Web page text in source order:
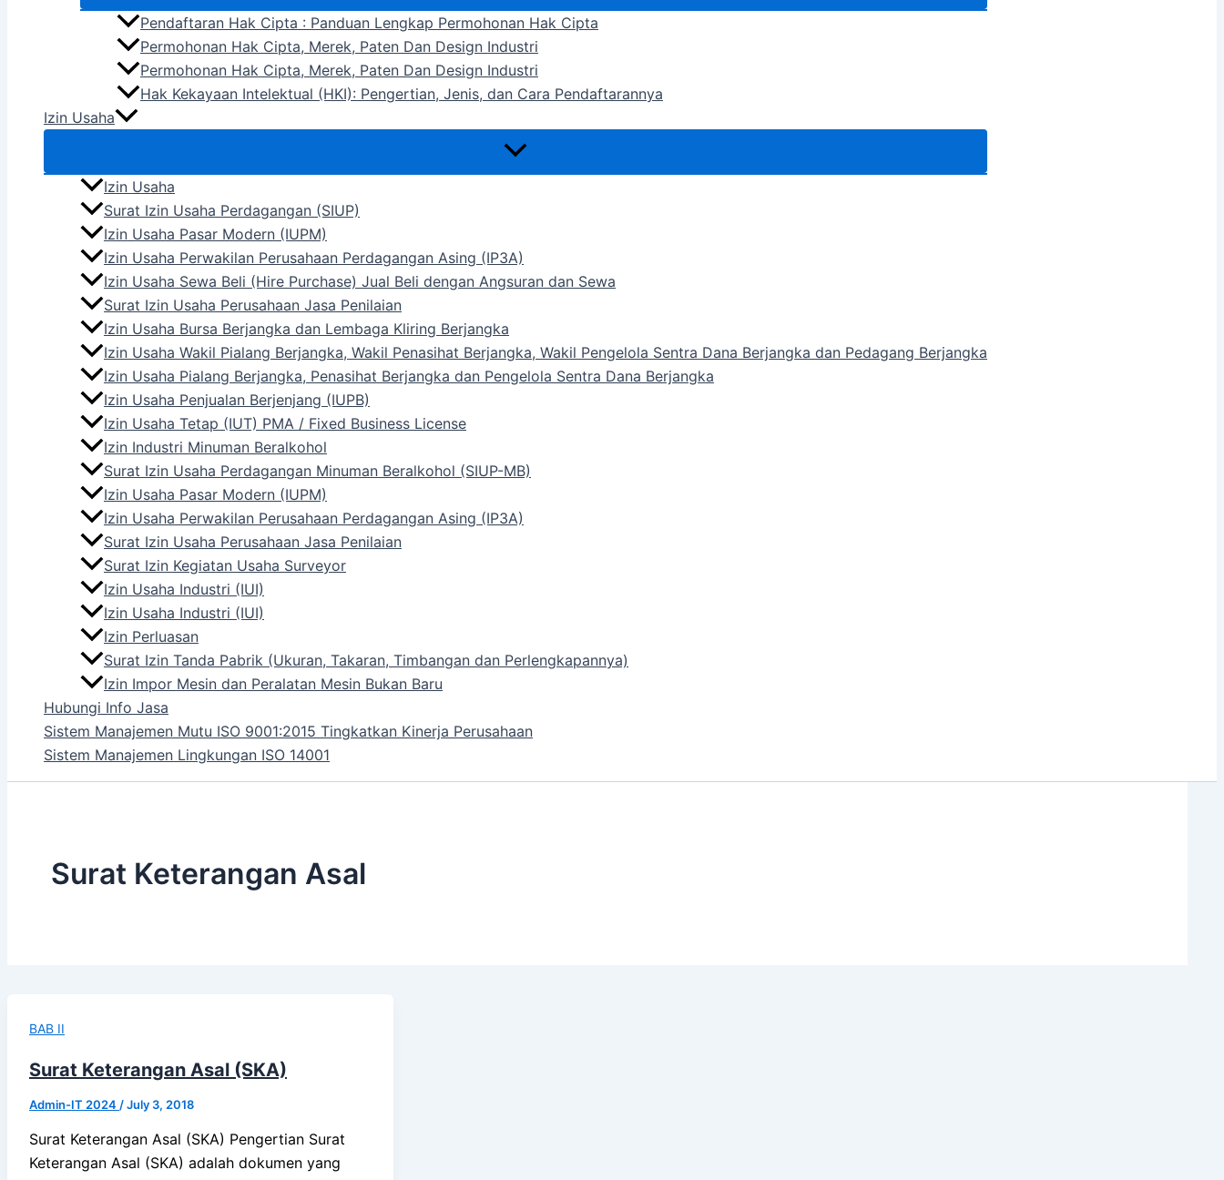
Pendaftaran Hak Cipta : Panduan Lengkap Permohonan Hak Cipta
Permohonan Hak Cipta, Merek, Paten Dan Design Industri
Permohonan Hak Cipta, Merek, Paten Dan Design Industri
Hak Kekayaan Intelektual (HKI): Pengertian, Jenis, dan Cara Pendaftarannya
Izin Usaha
Izin Usaha
Surat Izin Usaha Perdagangan (SIUP)
Izin Usaha Pasar Modern (IUPM)
Izin Usaha Perwakilan Perusahaan Perdagangan Asing (IP3A)
Izin Usaha Sewa Beli (Hire Purchase) Jual Beli dengan Angsuran dan Sewa
Surat Izin Usaha Perusahaan Jasa Penilaian
Izin Usaha Bursa Berjangka dan Lembaga Kliring Berjangka
Izin Usaha Wakil Pialang Berjangka, Wakil Penasihat Berjangka, Wakil Pengelola Sentra Dana Berjangka dan Pedagang Berjangka
Izin Usaha Pialang Berjangka, Penasihat Berjangka dan Pengelola Sentra Dana Berjangka
Izin Usaha Penjualan Berjenjang (IUPB)
Izin Usaha Tetap (IUT) PMA / Fixed Business License
Izin Industri Minuman Beralkohol
Surat Izin Usaha Perdagangan Minuman Beralkohol (SIUP-MB)
Izin Usaha Pasar Modern (IUPM)
Izin Usaha Perwakilan Perusahaan Perdagangan Asing (IP3A)
Surat Izin Usaha Perusahaan Jasa Penilaian
Surat Izin Kegiatan Usaha Surveyor
Izin Usaha Industri (IUI)
Izin Usaha Industri (IUI)
Izin Perluasan
Surat Izin Tanda Pabrik (Ukuran, Takaran, Timbangan dan Perlengkapannya)
Izin Impor Mesin dan Peralatan Mesin Bukan Baru
Hubungi Info Jasa
Sistem Manajemen Mutu ISO 9001:2015 Tingkatkan Kinerja Perusahaan
Sistem Manajemen Lingkungan ISO 14001
Surat Keterangan Asal
BAB II
Surat Keterangan Asal (SKA)
Admin-IT 2024 /July 3, 2018
Surat Keterangan Asal (SKA) Pengertian Surat
Keterangan Asal (SKA) adalah dokumen yang